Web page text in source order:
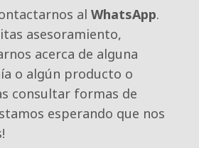
al WhatsApp.
asesoramiento,
acerca de alguna
o algún producto o
consultar formas de
esperando que nos